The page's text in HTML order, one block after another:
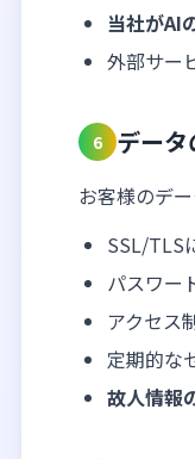
当社がAI
外部サー
6 データ
お客様のデ
SSL/TLS
パスワー
アクセス
定期的な
故人情報